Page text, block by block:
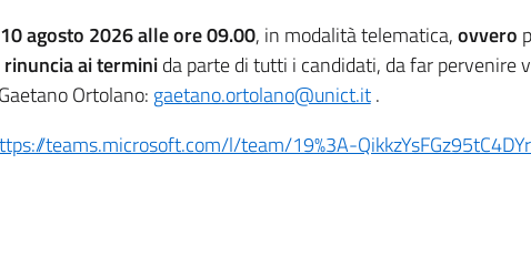
10 agosto 2026 alle ore 09.00, in modalità telematica,ovvero
rinuncia ai terminida parte di tutti i candidati, da far pervenire
Ortolano: gaetano.ortolano@unict.it.
teams.microsoft.com/l/team/19%3A-